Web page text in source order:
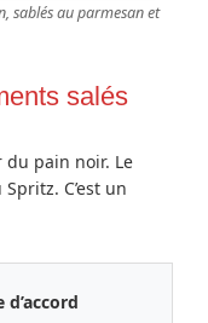
sablés au parmesan et
salés
du pain noir. Le
C’est un
d’accord